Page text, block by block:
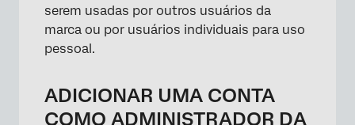
serem usadas por outros usuários da
marca ou por usuários individuais para uso
pessoal.
ADICIONAR UMA CONTA
COMO ADMINISTRADOR DA